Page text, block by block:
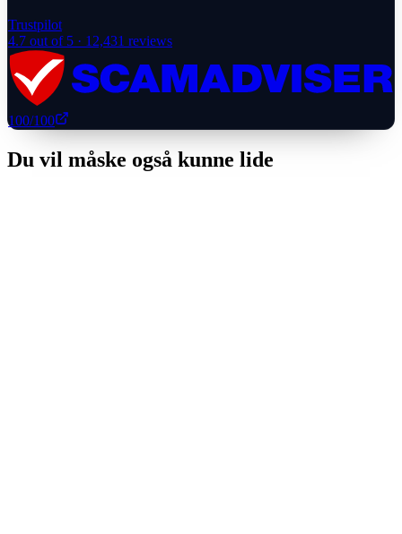
Trustpilot
4.7 out of 5 · 12,431 reviews
100/100
Du vil måske også kunne lide